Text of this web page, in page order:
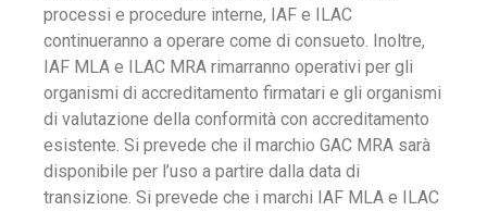
processi e procedure interne, IAF e ILAC
continueranno a operare come di consueto. Inoltre,
IAF MLA e ILAC MRA rimarranno operativi per gli
organismi di accreditamento firmatari e gli organismi
di valutazione della conformità con accreditamento
esistente. Si prevede che il marchio GAC MRA sarà
disponibile per l’uso a partire dalla data di
transizione. Si prevede che i marchi IAF MLA e ILAC